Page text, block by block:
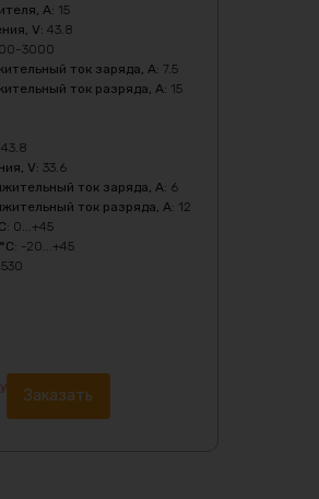
A: 15
V: 43.8
3000
ток заряда, A: 7.5
ток разряда, A: 15
43.8
V: 33.6
ток заряда, A: 6
ток разряда, A: 12
: 0...+45
: -20...+45
530
Заказать